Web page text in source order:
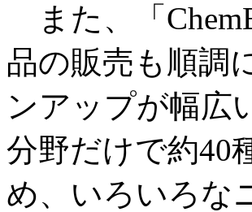
また、「
品の販売も順調
ンアップが幅広
分野だけで約40
め、いろいろな